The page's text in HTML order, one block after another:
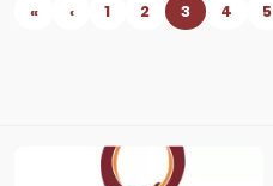
« ‹ 1 2 3 4 5